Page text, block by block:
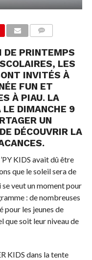
DE PRINTEMPS
LES
INVITÉS À
FUN ET
À PIAU. LA
LE DIMANCHE 9
UN
DÉCOUVRIR LA
KIDS avait dû être
que le soleil sera de
veut un moment pour
: de nombreuses
les jeunes de
que soit leur niveau de
KIDS dans la tente